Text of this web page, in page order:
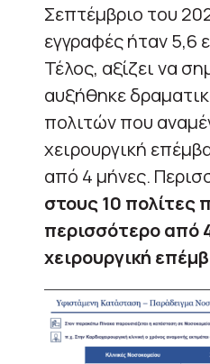
Σεπτέμβριο του
εγγραφές ήταν 5,6
Τέλος, αξίζει να
αυξήθηκε
πολιτών που
χειρουργική
από 4 μήνες.
στους 10 πολίτες
περισσότερο από
χειρουργική